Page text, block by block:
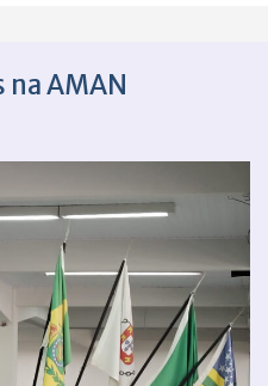
na AMAN